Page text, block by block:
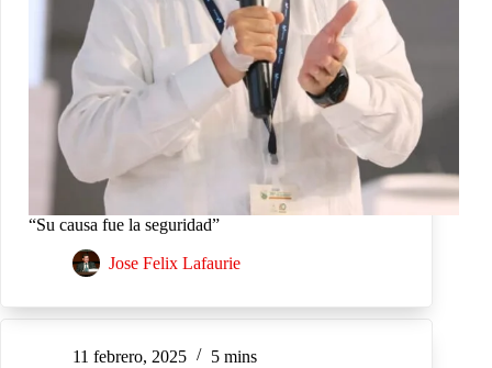
“Su causa fue la seguridad”
Jose Felix Lafaurie
11 febrero, 2025 5 mins